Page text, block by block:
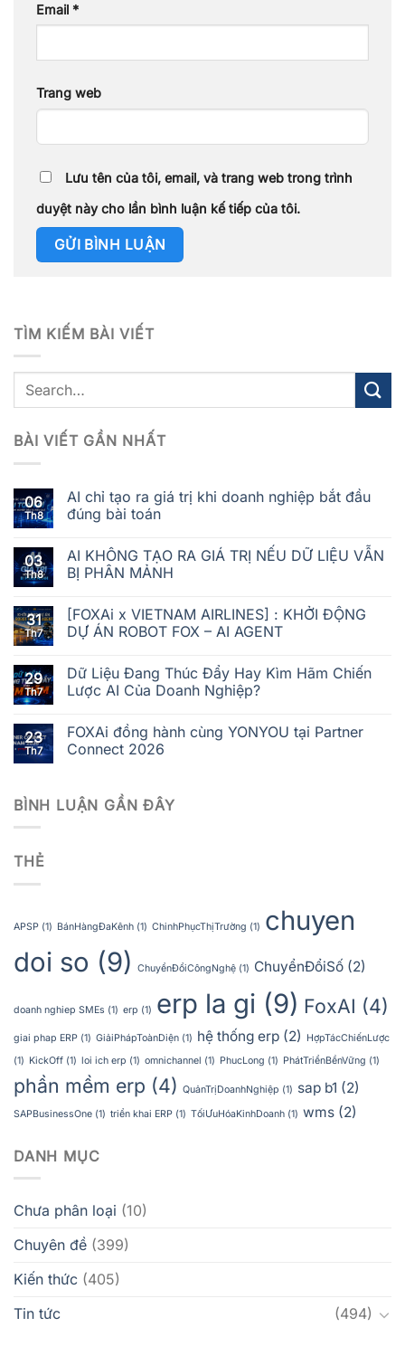
Email *
Trang web
Lưu tên của tôi, email, và trang web trong trình
duyệt này cho lần bình luận kế tiếp của tôi.
TÌM KIẾM BÀI VIẾT
BÀI VIẾT GẦN NHẤT
06
Th8
AI chỉ tạo ra giá trị khi doanh nghiệp bắt đầu
đúng bài toán
03
Th8
AI KHÔNG TẠO RA GIÁ TRỊ NẾU DỮ LIỆU VẪN
BỊ PHÂN MẢNH
31
Th7
[FOXAi x VIETNAM AIRLINES] : KHỞI ĐỘNG
DỰ ÁN ROBOT FOX – AI AGENT
29
Th7
Dữ Liệu Đang Thúc Đẩy Hay Kìm Hãm Chiến
Lược AI Của Doanh Nghiệp?
23
Th7
FOXAi đồng hành cùng YONYOU tại Partner
Connect 2026
BÌNH LUẬN GẦN ĐÂY
THẺ
APSP (1) BánHàngĐaKênh (1) ChinhPhụcThịTrường (1) chuyen
doi so (9) ChuyểnĐổiCôngNghệ (1) ChuyểnĐổiSố (2)
doanh nghiep SMEs (1) erp (1) erp la gi (9) FoxAI (4)
giai phap ERP (1) GiảiPhápToànDiện (1) hệ thống erp (2)
HợpTácChiếnLược
(1) KickOff (1) loi ich erp (1) omnichannel (1) PhucLong (1) PhátTriểnBềnVững (1)
phần mềm erp (4) QuảnTrịDoanhNghiệp (1) sap b1 (2)
SAPBusinessOne (1) triển khai ERP (1) TốiƯuHóaKinhDoanh (1) wms (2)
DANH MỤC
Chưa phân loại (10)
Chuyên đề (399)
Kiến thức (405)
Tin tức
(494)